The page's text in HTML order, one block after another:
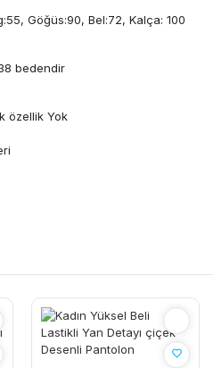
Göğüs:90, Bel:72, Kalça: 100
bedendir
özellik Yok